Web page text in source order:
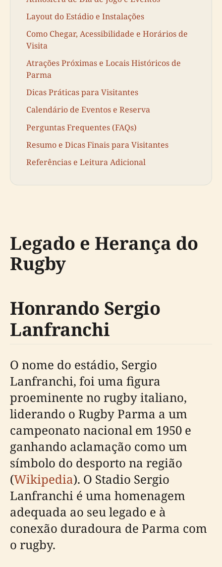
Layout do Estádio e Instalações
Como Chegar, Acessibilidade e Horários de
Visita
Atrações Próximas e Locais Históricos de
Parma
Dicas Práticas para Visitantes
Calendário de Eventos e Reserva
Perguntas Frequentes (FAQs)
Resumo e Dicas Finais para Visitantes
Referências e Leitura Adicional
Legado e Herança do
Rugby
Honrando Sergio
Lanfranchi
O nome do estádio, Sergio
Lanfranchi, foi uma figura
proeminente no rugby italiano,
liderando o Rugby Parma a um
campeonato nacional em 1950 e
ganhando aclamação como um
símbolo do desporto na região
(Wikipedia). O Stadio Sergio
Lanfranchi é uma homenagem
adequada ao seu legado e à
conexão duradoura de Parma com
o rugby.